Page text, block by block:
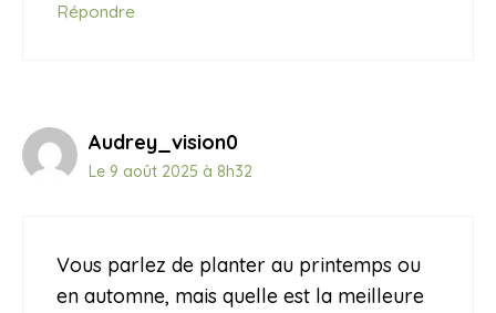
Répondre
Audrey_vision0
Le 9 août 2025 à 8h32
Vous parlez de planter au printemps ou
en automne, mais quelle est la meilleure